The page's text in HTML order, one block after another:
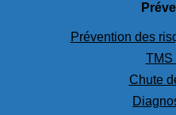
Prévention des
TMS
Chute